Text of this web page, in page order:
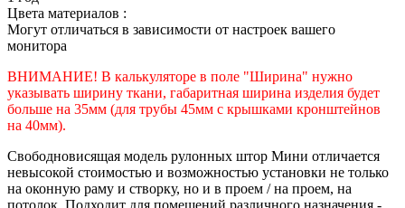
Цвета материалов :
Могут отличаться в зависимости от настроек вашего
монитора
ВНИМАНИЕ! В калькуляторе в поле "Ширина" нужно
указывать ширину ткани, габаритная ширина изделия будет
больше на 35мм (для трубы 45мм с крышками кронштейнов
на 40мм).
Свободновисящая модель рулонных штор Мини отличается
невысокой стоимостью и возможностью установки не только
на оконную раму и створку, но и в проем / на проем, на